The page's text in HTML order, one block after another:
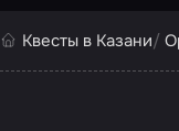
Квесты в Казани